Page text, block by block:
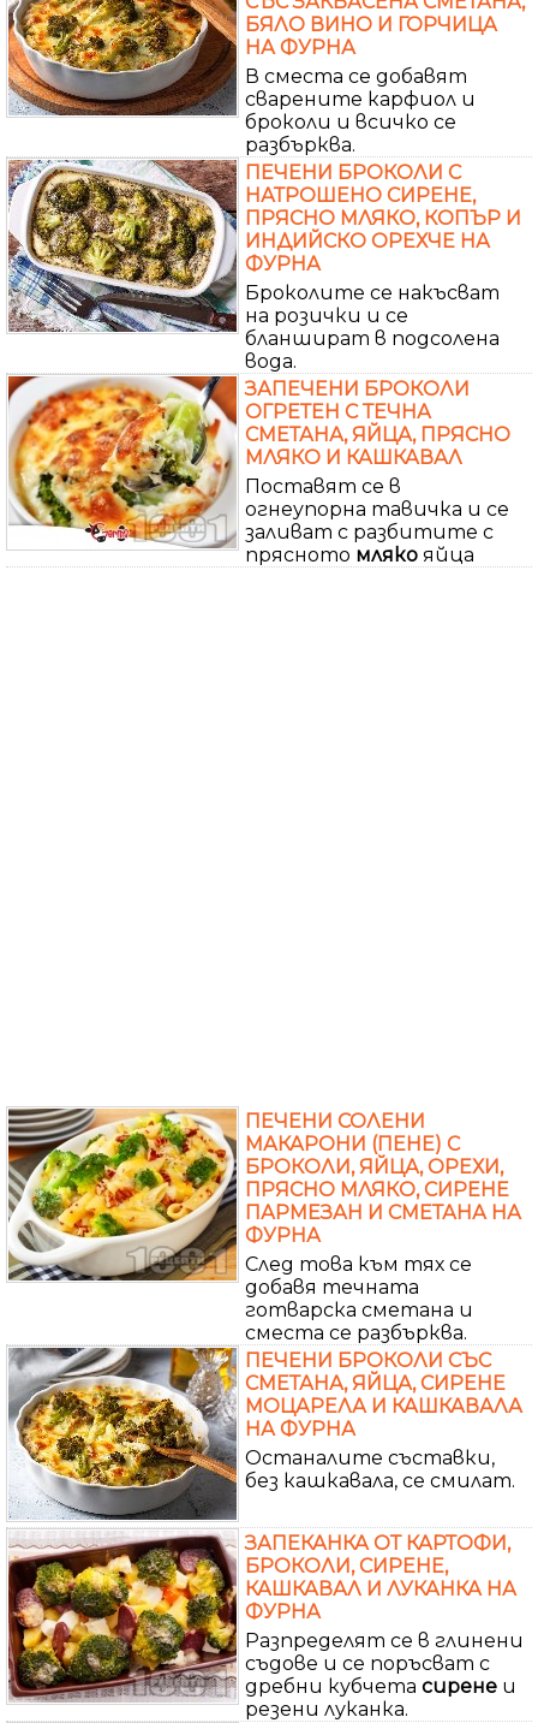
БЯЛО ВИНО И ГОРЧИЦА
НА ФУРНА
В сместа се добавят
сварените карфиол и
броколи и всичко се
разбърква.
ПЕЧЕНИ БРОКОЛИ С
НАТРОШЕНО СИРЕНЕ,
ПРЯСНО МЛЯКО, КОПЪР И
ИНДИЙСКО ОРЕХЧЕ НА
ФУРНА
Броколите се накъсват
на розички и се
бланшират в подсолена
вода.
ЗАПЕЧЕНИ БРОКОЛИ
ОГРЕТЕН С ТЕЧНА
СМЕТАНА, ЯЙЦА, ПРЯСНО
МЛЯКО И КАШКАВАЛ
Поставят се в
огнеупорна тавичка и се
заливат с разбитите с
прясното мляко яйца
ПЕЧЕНИ СОЛЕНИ
МАКАРОНИ (ПЕНЕ) С
БРОКОЛИ, ЯЙЦА, ОРЕХИ,
ПРЯСНО МЛЯКО, СИРЕНЕ
ПАРМЕЗАН И СМЕТАНА НА
ФУРНА
След това към тях се
добавя течната
готварска сметана и
сместа се разбърква.
ПЕЧЕНИ БРОКОЛИ СЪС
СМЕТАНА, ЯЙЦА, СИРЕНЕ
МОЦАРЕЛА И КАШКАВАЛА
НА ФУРНА
Останалите съставки,
без кашкавала, се смилат.
ЗАПЕКАНКА ОТ КАРТОФИ,
БРОКОЛИ, СИРЕНЕ,
КАШКАВАЛ И ЛУКАНКА НА
ФУРНА
Разпределят се в глинени
съдове и се поръсват с
дребни кубчета сирене и
резени луканка.